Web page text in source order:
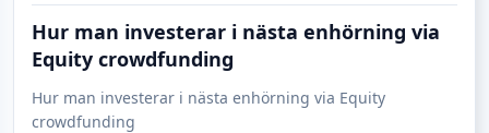
Hur man investerar i nästa enhörning via
Equity crowdfunding
Hur man investerar i nästa enhörning via Equity
crowdfunding